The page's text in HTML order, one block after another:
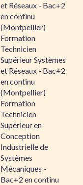
et Réseaux - Bac+2
en continu
(Montpellier)
Formation
Technicien
Supérieur Systèmes
et Réseaux - Bac+2
en continu
(Montpellier)
Formation
Technicien
Supérieur en
Conception
Industrielle de
Systèmes
Mécaniques -
Bac+2 en continu